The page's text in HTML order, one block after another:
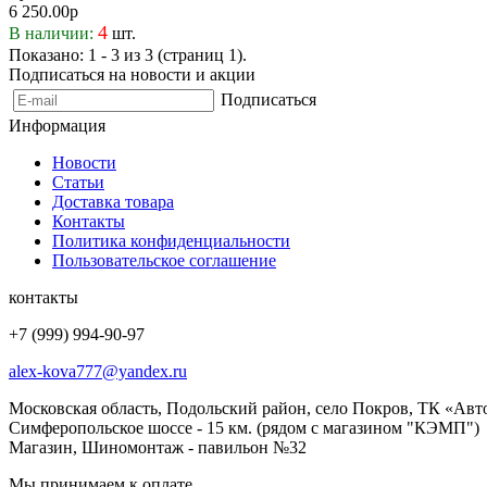
6 250.00р
В наличии: 4 шт.
Показано: 1 - 3 из 3 (страниц 1).
Подписаться на новости и акции
Подписаться
Информация
Новости
Статьи
Доставка товара
Контакты
Политика конфиденциальности
Пользовательское соглашение
контакты
+7 (999) 994-90-97
alex-kova777@yandex.ru
Московская область, Подольский район, село Покров, ТК
Симферопольское шоссе - 15 км. (рядом с магазином "КЭМП")
Магазин, Шиномонтаж - павильон №32